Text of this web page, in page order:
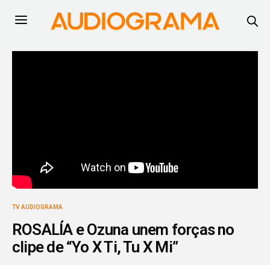
TV AUDIOGRAMA
ROSALÍA e Ozuna unem forças no
clipe de “Yo X Ti, Tu X Mi”